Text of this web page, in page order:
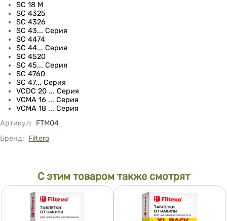
SC 18 M
SC 4325
SC 4326
SC 43... Серия
SC 4474
SC 44... Серия
SC 4520
SC 45... Серия
SC 4760
SC 47... Серия
VCDC 20 ... Серия
VCMA 16 ... Серия
VCMA 18 ... Серия
Артикул: FTM04
Бренд: Filtero
С этим товаром также смотрят